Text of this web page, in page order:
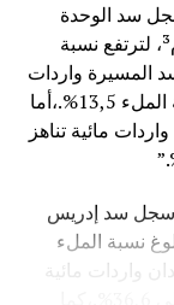
سجل سد الوحدة
أعلى واردات مائية، حيث تبلغ 102,6 مليون م³، لترتفع نسبة
سد المسيرة واردات
مائية تصل إلى 18,4 مليون م³، مع بلوغ نسبة الملء 13,5%.،أما
مائية تناهز
سجل سد إدريس
تبلغ 14,9 مليون م³، مع بلوغ نسبة الملء
واردات مائية